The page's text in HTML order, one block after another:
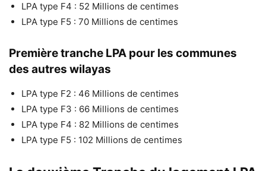
LPA type F4 : 52 Millions de centimes
LPA type F5 : 70 Millions de centimes
Première tranche LPA pour les communes
des autres wilayas
LPA type F2 : 46 Millions de centimes
LPA type F3 : 66 Millions de centimes
LPA type F4 : 82 Millions de centimes
LPA type F5 : 102 Millions de centimes